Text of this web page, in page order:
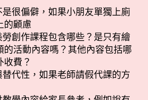
很偏僻，如果小朋友單獨上廁
的顧慮
創作課程包含哪些？是只有繪
的活動內容嗎？其他內容包括哪
費？
代性，如果老師請假代課的方